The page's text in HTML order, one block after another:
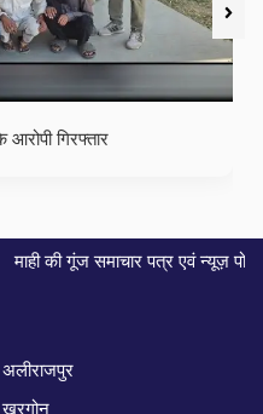
गिरफ्तार
एवं न्यूज़ पोर्टल की एजेंसी, समाचार व
अलीराजपुर
खरगोन